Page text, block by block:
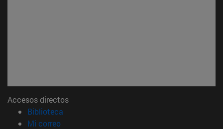
Accesos directos
Biblioteca
Mi correo(abre en nueva ventana)